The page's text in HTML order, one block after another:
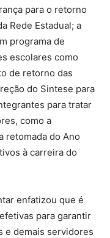
para o retorno
Rede Estadual; a
programa de
escolares como
de retorno das
do Sintese para
para tratar
como a
retomada do Ano
à carreira do
enfatizou que é
para garantir
e demais servidores